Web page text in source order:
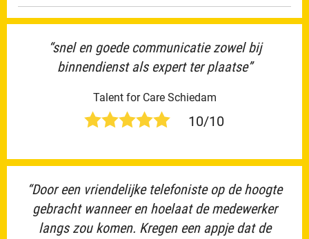
“snel en goede communicatie zowel bij
binnendienst als expert ter plaatse”
Talent for Care Schiedam
10/10
“Door een vriendelijke telefoniste op de hoogte
gebracht wanneer en hoelaat de medewerker
langs zou komen. Kregen een appje dat de